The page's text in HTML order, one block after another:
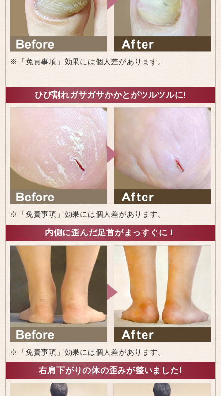
※「免責事項」効果には個人差があります。
ひび割れガサガサかかとがツルツルに!
※「免責事項」効果には個人差があります。
内側に歪んだ足首がまっすぐに！
※「免責事項」効果には個人差があります。
右肩下がりの体の歪みが整いました!